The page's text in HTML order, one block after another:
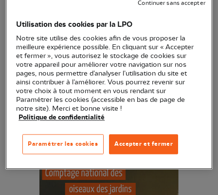
jardins.
Vous ne savez pas comment fonctionne le site ?
Vous avez des soucis à reconnaitre les oiseaux ?
Vous n'avez pas de jardin ou vous souhaitez
simplement participer à ce comptage en groupe ?
Et bien la LPO en Hérault, avec le groupe local
Grand Montpellier ainsi que le Jardin des plantes,
cet évènement ensemble !
Utilisation des cookies par la LPO
Notre site utilise des cookies afin de vous proposer la
meilleure expérience possible. En cliquant sur « Accepter
et fermer », vous autorisez le stockage de cookies sur
votre appareil pour améliorer votre navigation sur nos
pages, nous permettre d’analyser l’utilisation du site et
ainsi contribuer à l’améliorer. Vous pourrez revenir sur
votre choix à tout moment en vous rendant sur
Paramétrer les cookies (accessible en bas de page de
notre site). Merci et bonne visite !
Politique de confidentialité
Accepter et fermer
Paramétrer les cookies
Continuer sans accepter